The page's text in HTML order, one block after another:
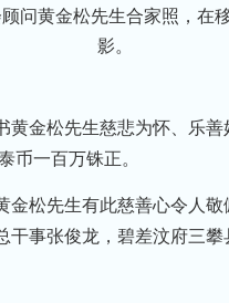
问黄金松先生合家照，在
影。
金松先生慈悲为怀、乐善
币一百万铢正。
金松先生有此慈善心令人敬
干事张俊龙，碧差汶府三